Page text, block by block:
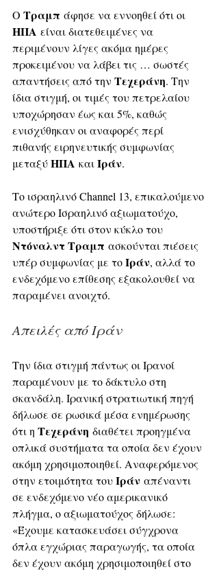
Ο Τραμπ άφησε να εννοηθεί ότι οι
ΗΠΑ είναι διατεθειμένες να
περιμένουν λίγες ακόμα ημέρες
προκειμένου να λάβει τις … σωστές
απαντήσεις από την Τεχεράνη. Την
ίδια στιγμή, οι τιμές του πετρελαίου
υποχώρησαν έως και 5%, καθώς
ενισχύθηκαν οι αναφορές περί
πιθανής ειρηνευτικής συμφωνίας
μεταξύ ΗΠΑ και Ιράν.
Το ισραηλινό Channel 13, επικαλούμενο
ανώτερο Ισραηλινό αξιωματούχο,
υποστήριξε ότι στον κύκλο του
Ντόναλντ Τραμπ ασκούνται πιέσεις
υπέρ συμφωνίας με το Ιράν, αλλά το
ενδεχόμενο επίθεσης εξακολουθεί να
παραμένει ανοιχτό.
Απειλές από Ιράν
Την ίδια στιγμή πάντως οι Ιρανοί
παραμένουν με το δάκτυλο στη
σκανδάλη. Ιρανική στρατιωτική πηγή
δήλωσε σε ρωσικά μέσα ενημέρωσης
ότι η Τεχεράνη διαθέτει προηγμένα
οπλικά συστήματα τα οποία δεν έχουν
ακόμη χρησιμοποιηθεί. Αναφερόμενος
στην ετοιμότητα του Ιράν απέναντι
σε ενδεχόμενο νέο αμερικανικό
πλήγμα, ο αξιωματούχος δήλωσε:
«Έχουμε κατασκευάσει σύγχρονα
όπλα εγχώριας παραγωγής, τα οποία
δεν έχουν ακόμη χρησιμοποιηθεί στο